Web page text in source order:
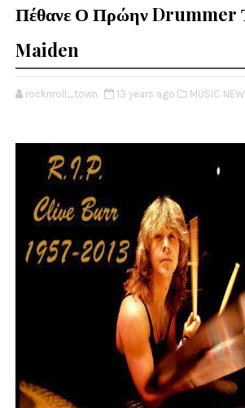
Πέθανε Ο Πρώην Drummer
Maiden
rocknroll_town 13 years ago MUSIC